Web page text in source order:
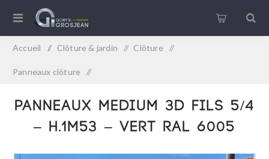
Accueil / Clôture & jardin / Clôture /
Panneaux clôture /
PANNEAUX MEDIUM 3D Fils 5/4
– H.1m53 – VERT RAL 6005